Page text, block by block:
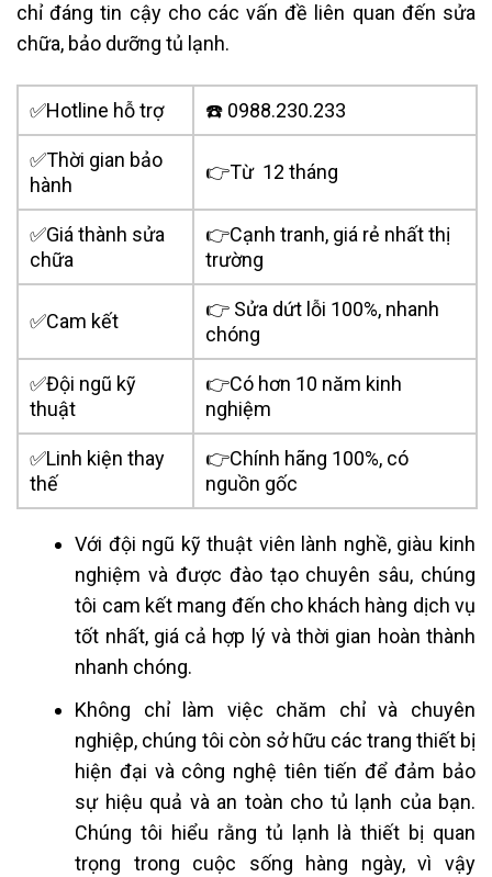
chỉ đáng tin cậy cho các vấn đề liên quan đến sửa
chữa, bảo dưỡng tủ lạnh.
✅Hotline hỗ trợ ☎️ 0988.230.233
✅Thời gian bảo
hành
👉Từ 12 tháng
✅Giá thành sửa
chữa
👉Cạnh tranh, giá rẻ nhất thị
trường
✅Cam kết
👉 Sửa dứt lỗi 100%, nhanh
chóng
✅Đội ngũ kỹ
thuật
👉Có hơn 10 năm kinh
nghiệm
✅Linh kiện thay
thế
👉Chính hãng 100%, có
nguồn gốc
Với đội ngũ kỹ thuật viên lành nghề, giàu kinh
nghiệm và được đào tạo chuyên sâu, chúng
tôi cam kết mang đến cho khách hàng dịch vụ
tốt nhất, giá cả hợp lý và thời gian hoàn thành
nhanh chóng.
Không chỉ làm việc chăm chỉ và chuyên
nghiệp, chúng tôi còn sở hữu các trang thiết bị
hiện đại và công nghệ tiên tiến để đảm bảo
sự hiệu quả và an toàn cho tủ lạnh của bạn.
Chúng tôi hiểu rằng tủ lạnh là thiết bị quan
trọng trong cuộc sống hàng ngày, vì vậy